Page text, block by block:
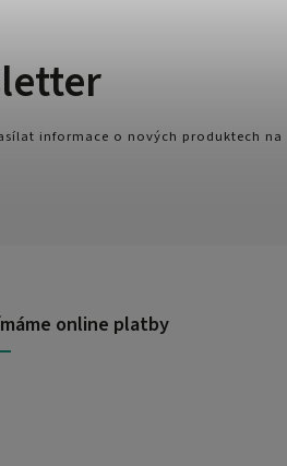
online platby
informace o nových produktech na